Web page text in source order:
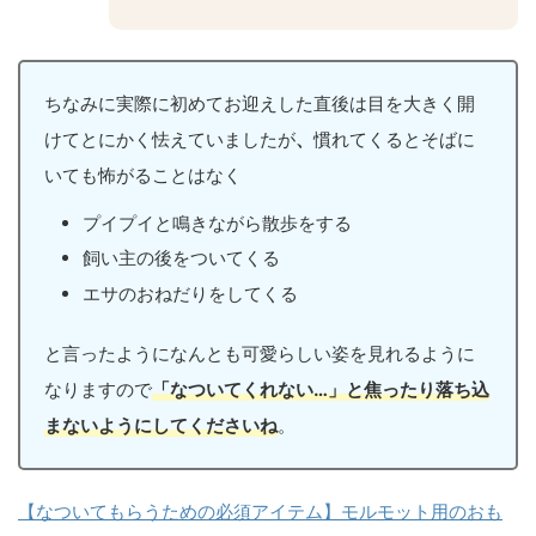
ちなみに実際に初めてお迎えした直後は目を大きく開
けてとにかく怯えていましたが、慣れてくるとそばに
いても怖がることはなく
プイプイと鳴きながら散歩をする
飼い主の後をついてくる
エサのおねだりをしてくる
と言ったようになんとも可愛らしい姿を見れるように
なりますので「なついてくれない…」と焦ったり落ち込
まないようにしてくださいね。
【なついてもらうための必須アイテム】モルモット用のおも